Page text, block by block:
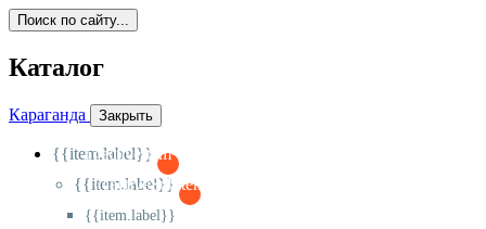
Поиск по сайту...
Каталог
Караганда Закрыть
{{item.label}}
{{activeItem==item.id?'-
{{item.label}}
{{activeSubitem==item.id?'-
{{item.label}}